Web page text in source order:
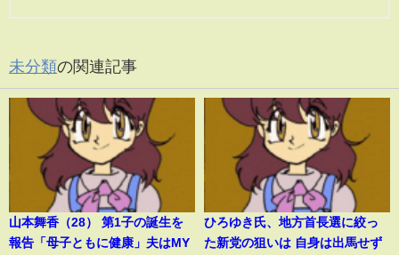
未分類の関連記事
山本舞香（28） 第1子の誕生を
報告「母子ともに健康」夫はMY
ひろゆき氏、地方首長選に絞っ
た新党の狙いは 自身は出馬せず